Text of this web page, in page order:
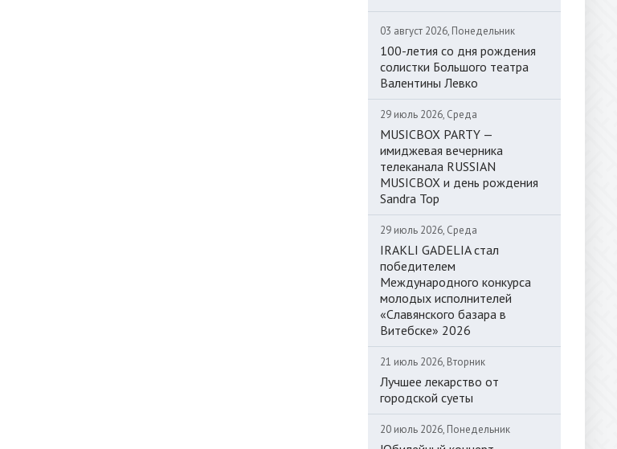
03 август 2026, Понедельник
100-летия со дня рождения
солистки Большого театра
Валентины Левко
29 июль 2026, Среда
MUSICBOX PARTY —
имиджевая вечерника
телеканала RUSSIAN
MUSICBOX и день рождения
Sandra Top
29 июль 2026, Среда
IRAKLI GADELIA стал
победителем
Международного конкурса
молодых исполнителей
«Славянского базара в
Витебске» 2026
21 июль 2026, Вторник
Лучшее лекарство от
городской суеты
20 июль 2026, Понедельник